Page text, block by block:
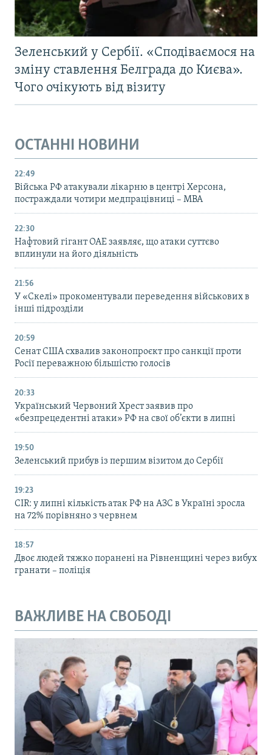
Зеленський у Сербії. «Сподіваємося на
зміну ставлення Белграда до Києва».
Чого очікують від візиту
ОСТАННІ НОВИНИ
22:49
Війська РФ атакували лікарню в центрі Херсона,
постраждали чотири медпрацівниці – МВА
22:30
Нафтовий гігант ОАЕ заявляє, що атаки суттєво
вплинули на його діяльність
21:56
У «Скелі» прокоментували переведення військових в
інші підрозділи
20:59
Cенат США схвалив законопроєкт про санкції проти
Росії переважною більшістю голосів
20:33
Український Червоний Хрест заявив про
«безпрецедентні атаки» РФ на свої об’єкти в липні
19:50
Зеленський прибув із першим візитом до Сербії
19:23
CIR: у липні кількість атак РФ на АЗС в Україні зросла
на 72% порівняно з червнем
18:57
Двоє людей тяжко поранені на Рівненщині через вибух
гранати – поліція
ВАЖЛИВЕ НА СВОБОДІ